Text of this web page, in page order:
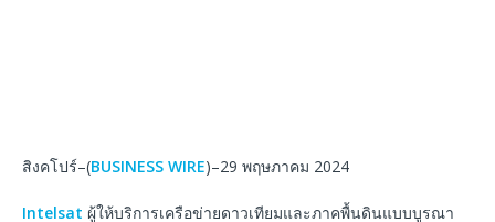
สิงคโปร์–(BUSINESS WIRE)–29 พฤษภาคม 2024
Intelsat ผู้ให้บริการเครือข่ายดาวเทียมและภาคพื้นดินแบบบูรณา